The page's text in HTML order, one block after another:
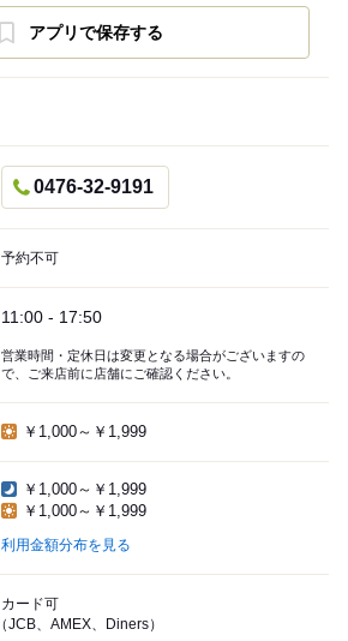
アプリで保存する
0476-32-9191
予約不可
11:00 - 17:50
営業時間・定休日は変更となる場合がございますの
で、ご来店前に店舗にご確認ください。
￥1,000～￥1,999
￥1,000～￥1,999
￥1,000～￥1,999
利用金額分布を見る
カード可
（JCB、AMEX、Diners）